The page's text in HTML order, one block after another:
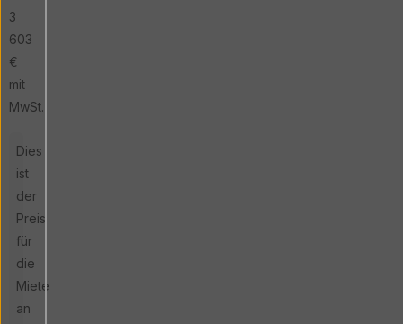
3
603
€
mit
MwSt.
Dies
ist
der
Preis
für
die
Miete
an